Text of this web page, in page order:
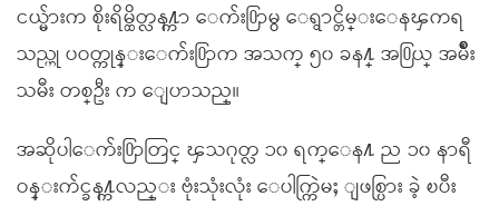
ငယ္မ်ားက စိုးရိမ္ထိတ္လန႔္ကာ ေက်း႐ြာမွ ေရွာင္တိမ္းေနၾကရ
သည္ဟု ပဝတ္ကုန္းေက်း႐ြာက အသက္ ၅၀ ခန႔္ အ႐ြယ္ အမ်ိဳး
သမီး တစ္ဦး က ေျပာသည္။
အဆိုပါေက်း႐ြာတြင္ ၾသဂုတ္လ ၁၀ ရက္ေန႔ ည ၁၀ နာရီ
ဝန္းက်င္ခန႔္ကလည္း ဗုံးသုံးလုံး ေပါက္ကြဲမႈ ျဖစ္ပြား ခဲ့ ၿပီး